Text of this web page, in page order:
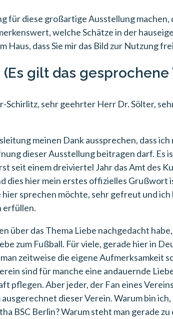
für diese großartige Ausstellung machen,
welche Schätze in der
Haus, dass Sie mir das Bild zur Nutzung
(Es gilt das gesprochene
Schirlitz, sehr geehrter Herr Dr. Sölter,
meinen Dank aussprechen, dass ich
dieser Ausstellung beitragen darf. Es
seit einem dreiviertel Jahr das Amt des
dies hier mein erstes offizielles Grußwort
sprechen möchte, sehr gefreut und ich
erfüllen.
über das Thema Liebe nachgedacht
zum Fußball. Für viele, gerade hier in
zeitweise die eigene Aufmerksamkeit
sind für manche eine andauernde
pflegen. Aber jeder, der Fan eines
dieser Verein. Warum bin ich,
BSC Berlin? Warum steht man gerade zu